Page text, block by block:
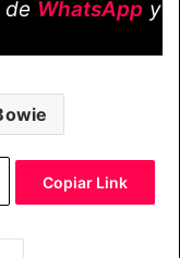
de WhatsApp y
Copiar Link